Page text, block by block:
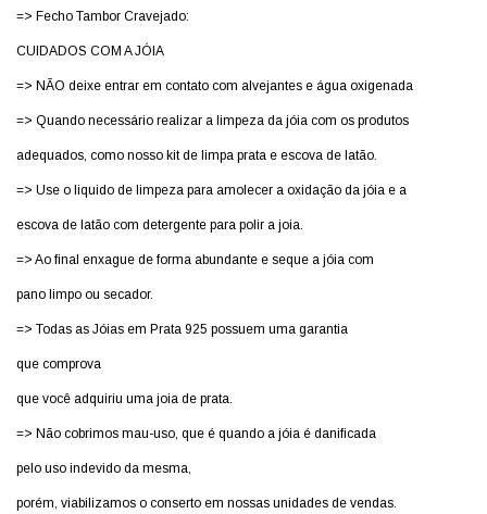
=> Fecho Tambor Cravejado:
CUIDADOS COM A JÓIA
=> NÃO deixe entrar em contato com alvejantes e água oxigenada
=> Quando necessário realizar a limpeza da jóia com os produtos
adequados, como nosso kit de limpa prata e escova de latão.
=> Use o liquido de limpeza para amolecer a oxidação da jóia e a
escova de latão com detergente para polir a joia.
=> Ao final enxague de forma abundante e seque a jóia com
pano limpo ou secador.
=> Todas as Jóias em Prata 925 possuem uma garantia
que comprova
que você adquiriu uma joia de prata.
=> Não cobrimos mau-uso, que é quando a jóia é danificada
pelo uso indevido da mesma,
porém, viabilizamos o conserto em nossas unidades de vendas.